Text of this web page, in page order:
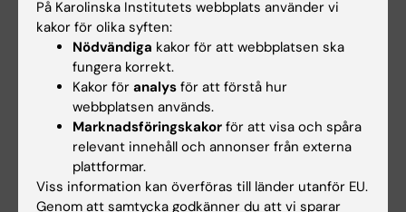
visa sådan färdighet som fordras för att
delta i forsknings- och utvecklingsarbete
eller för att arbeta i annan kvalificerad
verksamhet.
Värderingsförmåga och förhållningssätt
För magisterexamen skall studenten:
visa förmåga att inom huvudområdet för
På Karolinska Institutets webbplats använder vi
kakor för olika syften:
Nödvändiga kakor för att webbplatsen ska
fungera korrekt.
Kakor för analys för att förstå hur
webbplatsen används.
Marknadsföringskakor för att visa och spåra
relevant innehåll och annonser från externa
plattformar.
Viss information kan överföras till länder utanför EU.
Genom att samtycka godkänner du att vi sparar